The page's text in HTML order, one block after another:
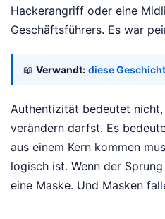
Hackerangriff oder eine
Geschäftsführers. Es war
📖 Verwandt: diese
Authentizität bedeutet
verändern darfst. Es
aus einem Kern kommen
logisch ist. Wenn der
eine Maske. Und Masken